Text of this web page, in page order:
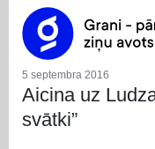
5 septembra 2016
Aicina uz
svātki”